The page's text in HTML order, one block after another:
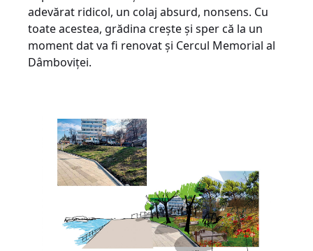
adevărat ridicol, un colaj absurd, nonsens. Cu
toate acestea, grădina crește și sper că la un
moment dat va fi renovat și Cercul Memorial al
Dâmboviței.